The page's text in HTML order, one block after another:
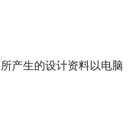
产生的设计资料以电脑